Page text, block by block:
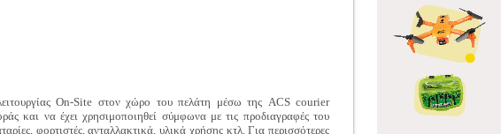
On-Site στον χώρο του πελάτη μέσω της ACS courier
και να έχει χρησιμοποιηθεί σύμφωνα με τις προδιαγραφές του
φορτιστές, ανταλλακτικά, υλικά χρήσης κτλ. Για περισσότερες